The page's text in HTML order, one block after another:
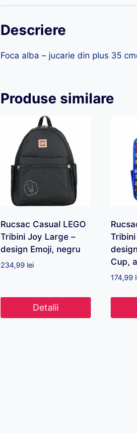
Descriere
Foca alba – jucarie din plus 35
Produse similare
Rucsac Casual LEGO
Tribini Joy Large –
design Emoji, negru
234,99 lei
Detalii
Tribini
Cup,
174,99